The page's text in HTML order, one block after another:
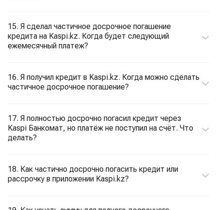
15. Я сделал частичное досрочное погашение
кредита на Kaspi.kz. Когда будет следующий
ежемесячный платеж?
16. Я получил кредит в Kaspi.kz. Когда можно сделать
частичное досрочное погашение?
17. Я полностью досрочно погасил кредит через
Kaspi Банкомат, но платёж не поступил на счёт. Что
делать?
18. Как частично досрочно погасить кредит или
рассрочку в приложении Kaspi.kz?